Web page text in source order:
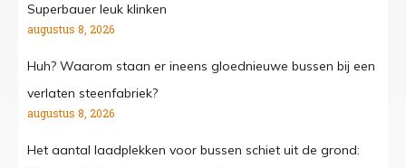
Superbauer leuk klinken
augustus 8, 2026
Huh? Waarom staan er ineens gloednieuwe bussen bij een
verlaten steenfabriek?
augustus 8, 2026
Het aantal laadplekken voor bussen schiet uit de grond: